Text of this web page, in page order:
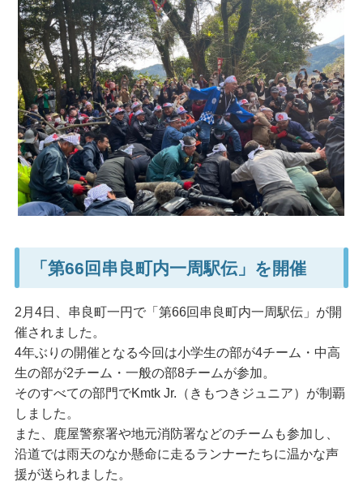
「第66回串良町内一周駅伝」を開催
2月4日、串良町一円で「第66回串良町内一周駅伝」が開
催されました。
4年ぶりの開催となる今回は小学生の部が4チーム・中高
生の部が2チーム・一般の部8チームが参加。
そのすべての部門でKmtk Jr.（きもつきジュニア）が制覇
しました。
また、鹿屋警察署や地元消防署などのチームも参加し、
沿道では雨天のなか懸命に走るランナーたちに温かな声
援が送られました。